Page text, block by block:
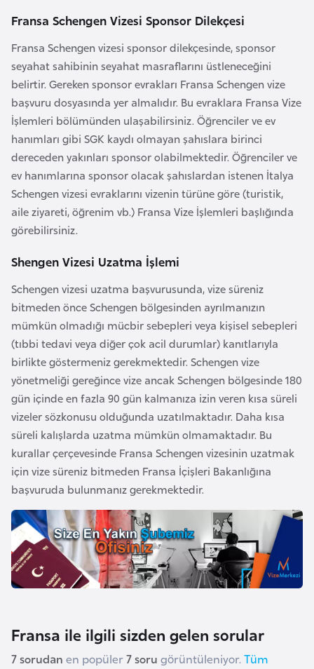
Fransa Schengen Vizesi Sponsor Dilekçesi
Fransa Schengen vizesi sponsor dilekçesinde, sponsor
seyahat sahibinin seyahat masraflarını üstleneceğini
belirtir. Gereken sponsor evrakları Fransa Schengen vize
başvuru dosyasında yer almalıdır. Bu evraklara Fransa Vize
İşlemleri bölümünden ulaşabilirsiniz. Öğrenciler ve ev
hanımları gibi SGK kaydı olmayan şahıslara birinci
dereceden yakınları sponsor olabilmektedir. Öğrenciler ve
ev hanımlarına sponsor olacak şahıslardan istenen İtalya
Schengen vizesi evraklarını vizenin türüne göre (turistik,
aile ziyareti, öğrenim vb.) Fransa Vize İşlemleri başlığında
görebilirsiniz.
Shengen Vizesi Uzatma İşlemi
Schengen vizesi uzatma başvurusunda, vize süreniz
bitmeden önce Schengen bölgesinden ayrılmanızın
mümkün olmadığı mücbir sebepleri veya kişisel sebepleri
(tıbbi tedavi veya diğer çok acil durumlar) kanıtlarıyla
birlikte göstermeniz gerekmektedir. Schengen vize
yönetmeliği gereğince vize ancak Schengen bölgesinde 180
gün içinde en fazla 90 gün kalmanıza izin veren kısa süreli
vizeler sözkonusu olduğunda uzatılmaktadır. Daha kısa
süreli kalışlarda uzatma mümkün olmamaktadır. Bu
kurallar çerçevesinde Fransa Schengen vizesinin uzatmak
için vize süreniz bitmeden Fransa İçişleri Bakanlığına
başvuruda bulunmanız gerekmektedir.
Fransa ile ilgili sizden gelen sorular
7 sorudan en popüler7 soru görüntüleniyor.Tüm
i
a
H
ı
r
v
a
t
s
t
a
n
H
o
l
l
a
n
d
a
n
g
i
e
r